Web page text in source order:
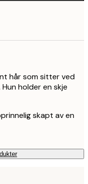
hår som sitter ved
holder en skje
skapt av en